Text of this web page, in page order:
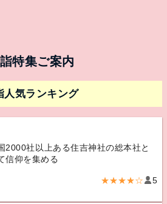
特集ご案内
人気ランキング
2000社以上ある住吉神社の総本社と
信仰を集める
★★★★☆ 5